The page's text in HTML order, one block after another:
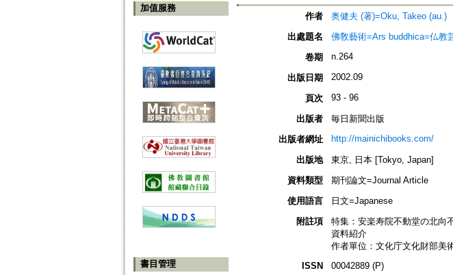
加值服務
書目管理
作者
奥健夫 (著)=Oku, Takeo (au.)
出處題名
佛敎藝術=Ars buddhica=仏教
卷期
n.264
出版日期 2002.09
頁次 93 - 96
出版者
毎日新聞出版
出版者網址
http://mainichibooks.com/
出版地
東京, 日本 [Tokyo, Japan]
資料類型
期刊論文=Journal Article
使用語言
日文=Japanese
附註項
特集：安楽寿院不動堂の北向
資料紹介
作者單位：文化庁文化財部美
ISSN
00042889 (P)